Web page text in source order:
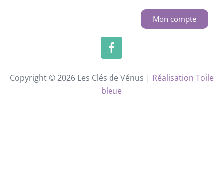
Mon compte
Copyright © 2026 Les Clés de Vénus | Réalisation Toile
bleue